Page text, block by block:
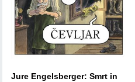
Jure Engelsberger: Smrt in